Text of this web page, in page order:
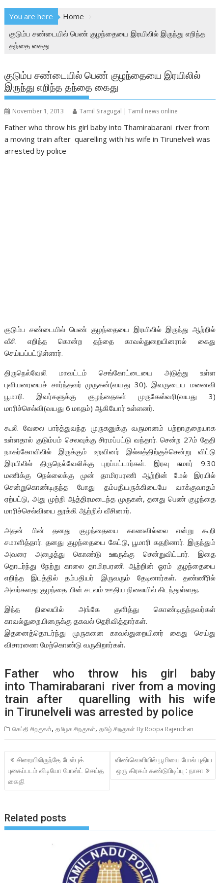
You are here
Home
குடும்ப சண்டையில் பெண் குழந்தையை இரயிலில் இருந்து எறிந்த
தந்தை கைது
குடும்ப சண்டையில் பெண் குழந்தையை இரயிலில்
இருந்து எறிந்த தந்தை கைது
November 1, 2013 Tamil Siragugal | Tamil news online
Father who throw his girl baby into Thamirabarani river from
a moving train after quarelling with his wife in Tirunelveli was
arrested by police
குடும்ப சண்டையில் பெண் குழந்தையை இரயிலில் இருந்து ஆற்றில்
வீசி எறிந்த கொன்ற தந்தை காவல்துறையினரால் கைது
செய்யப்பட்டுள்ளார்.
திருநெல்வேலி மாவட்டம் செங்கோட்டையை அடுத்து உள்ள
புளியரையைச் சார்ந்தவர் முருகன்(வயது 30). இவருடைய மனைவி
பூமாரி. இவர்களுக்கு குழந்தைகள் முருகேஸ்வரி(வயது 3)
மாரிச்செல்வி(வயது 6 மாதம்) ஆகியோர் உள்ளனர்.
கூலி வேலை பார்த்துவந்த முருகனுக்கு வருமானம் பற்றாகுறையாக
உள்ளதால் குடும்பம் செலவுக்கு சிரமப்பட்டு வந்தார். சென்ற 27ம் தேதி
நாகர்கோவிலில் இருக்கும் உறவினர் இல்லத்திற்குச்சென்று விட்டு
இரயிலில் திருநெல்வேலிக்கு புறப்பட்டார்கள். இரவு சுமார் 9.30
மணிக்கு நெல்லைக்கு முன் தாமிரபரணி ஆற்றின் மேல் இரயில்
சென்றுகொண்டிருந்த போது தம்பதியருக்கிடையே வாக்குவாதம்
ஏற்பட்டு, அது முற்றி ஆத்திரமடைந்த முருகன், தனது பெண் குழந்தை
மாரிச்செல்வியை தூக்கி ஆற்றில் வீசினார்.
அதன் பின் தனது குழந்தையை காணவில்லை என்று கூறி
சமாளித்தார். தனது குழந்தையை கேட்டு, பூமாரி கதறினார். இருந்தும்
அவரை அழைத்து கொண்டு ஊருக்கு சென்றுவிட்டார். இதை
தொடர்ந்து நேற்று காலை தாமிரபரணி ஆற்றின் ஓரம் குழந்தையை
எறிந்த இடத்தில் தம்பதியர் இருவரும் தேடினார்கள். தண்ணீரில்
அவர்களது குழந்தை யின் சடலம் ஊதிய நிலையில் கிடந்துள்ளது.
இந்த நிலையில் அங்கே குளித்து கொண்டிருந்தவர்கள்
காவல்துறையினருக்கு தகவல் தெரிவித்தார்கள்.
இதனைத்தொடர்ந்து முருகனை காவல்துறையினர் கைது செய்து
விசாரணை மேற்கொண்டு வருகிறார்கள்.
Father who throw his girl baby
into Thamirabarani river from a moving
train after quarelling with his wife
in Tirunelveli was arrested by police
செய்தி சிறகுகள்,தமிழக சிறகுகள்,தமிழ் சிறகுகள் By Roopa Rajendran
Post
navigation
சிறையிலிருந்தே பேஸ்புக்
புகைப்படம் விடியோ போஸ்ட் செய்த
கைதி
விண்வெளியில் பூமியை போல் புதிய
ஒரு கிரகம் கண்டுபிடிப்பு : நாசா
Related posts